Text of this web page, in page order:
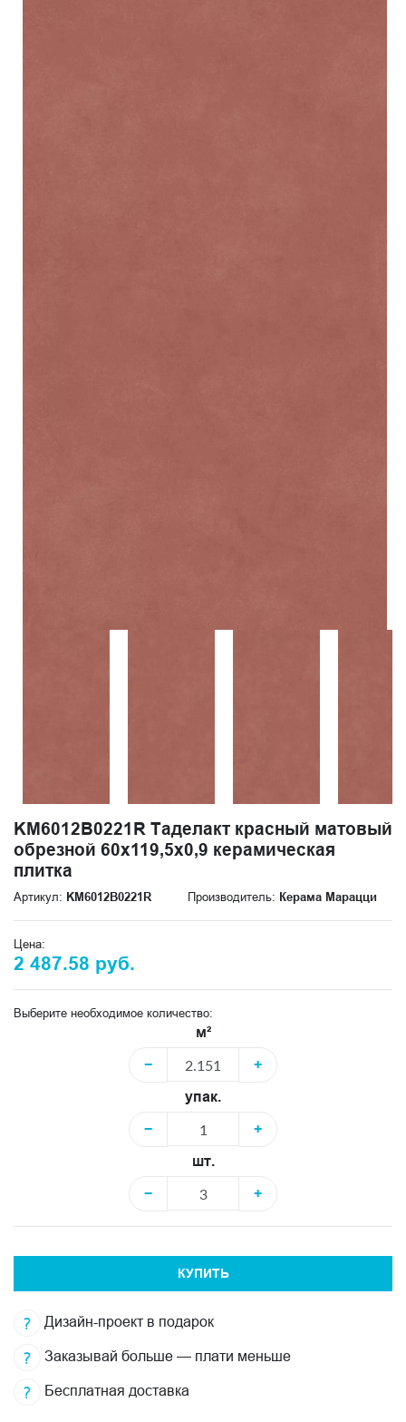
KM6012B0221R Таделакт красный матовый
обрезной 60x119,5x0,9 керамическая
плитка
Артикул: KM6012B0221R Производитель: Керама Марацци
Цена:
2 487.58 руб.
Выберите необходимое количество:
м²
−
+
упак.
−
+
шт.
−
+
КУПИТЬ
Дизайн-проект в подарок
Заказывай больше — плати меньше
Бесплатная доставка